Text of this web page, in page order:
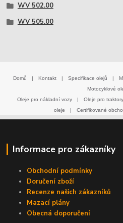
WV 502.00
WV 505.00
Domů Kontakt Specifikace olejů
Motocyklové
Oleje pro nákladní vozy
Oleje pro traktory
oleje
Certifikované
Informace pro zákazníky
Obchodní podmínky
Doručení zboží
Recenze našich zákazníků
Mazací plány
Obecná doporučení